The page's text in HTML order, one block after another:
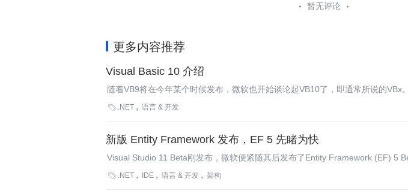
暂无评论
更多内容推荐
Visual Basic 10 介绍
随着VB9将在今年某个时候发布，微软也开始谈论起VB10了，即通常所说的VBx
在Lisp，Ruby或者Python中存在的动态代码生成功能。这将开拓一个能使用
 .NET 语言 & 开发
新版 Entity Framework 发布，EF 5 先睹为快
Visual Studio 11 Beta刚发布，微软便紧随其后发布了Entity Framework (EF) 5
类型、表值函数以及可供选择的LocalDB。
 .NET IDE 语言 & 开发 架构